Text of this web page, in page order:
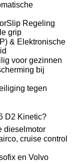
Regeling
grip
& Elektronische
voor gezinnen
bij
tegen
D2 Kinetic?
dieselmotor
cruise control
en Volvo